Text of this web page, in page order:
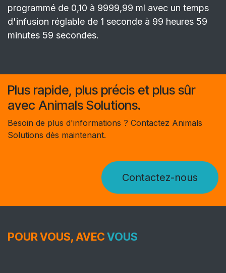
programmé de 0,10 à 9999,99 ml avec un temps
d'infusion réglable de 1 seconde à 99 heures 59
minutes 59 secondes.
Plus rapide, plus précis et plus sûr
avec Animals Solutions.
Besoin de plus d'informations ? Contactez Animals
Solutions dès maintenant.
Contactez-nous
POUR VOUS, AVECVOUS